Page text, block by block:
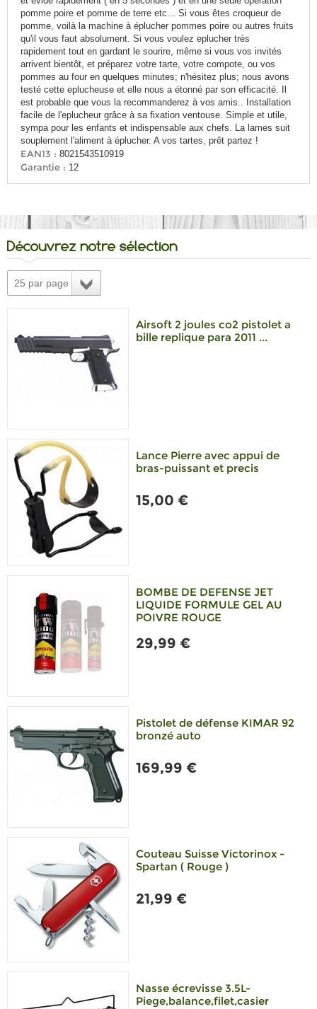
pomme poire et pomme de terre etc... Si vous êtes croqueur de
pomme, voilà la machine à éplucher pommes poire ou autres fruits
qu'il vous faut absolument. Si vous voulez eplucher très
rapidement tout en gardant le sourire, même si vous vos invités
arrivent bientôt, et préparez votre tarte, votre compote, ou vos
pommes au four en quelques minutes; n'hésitez plus; nous avons
testé cette eplucheuse et elle nous a étonné par son efficacité. Il
est probable que vous la recommanderez à vos amis.. Installation
facile de l'eplucheur grâce à sa fixation ventouse. Simple et utile,
sympa pour les enfants et indispensable aux chefs. La lames suit
souplement l'aliment à éplucher. A vos tartes, prêt partez !
EAN13 : 8021543510919
Garantie : 12
Découvrez notre sélection
25 par page
Airsoft 2 joules co2 pistolet a
bille replique para 2011 ...
Lance Pierre avec appui de
bras-puissant et precis
15,00 €
BOMBE DE DEFENSE JET
LIQUIDE FORMULE GEL AU
POIVRE ROUGE
29,99 €
Pistolet de défense KIMAR 92
bronzé auto
169,99 €
Couteau Suisse Victorinox -
Spartan ( Rouge )
21,99 €
Nasse écrevisse 3.5L-
Piege,balance,filet,casier